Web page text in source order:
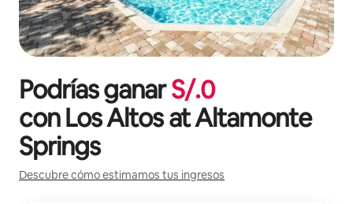
Podrías ganarS/.0
conLos Altos at Altamonte
Springs
Descubre cómo estimamos tus ingresos